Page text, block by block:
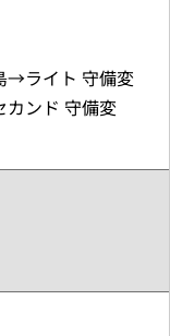
→ライト 守備変
ンド 守備変